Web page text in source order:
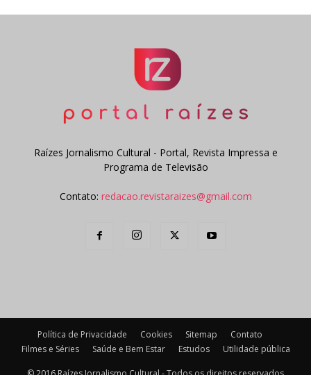
Raízes Jornalismo Cultural - Portal, Revista Impressa e
Programa de Televisão
Contato: redacao.revistaraizes@gmail.com
Política de Privacidade Cookies Sitemap
Contato
Filmes e Séries
Saúde e Bem Estar Estudos Utilidade pública